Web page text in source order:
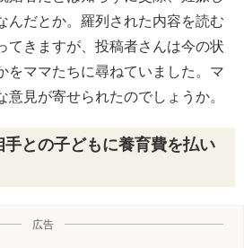
んだとか。羅列された内容を読む
てきますが、投稿者さんは今の状
をママたちに尋ねていました。マ
意見が寄せられたのでしょうか。
との子どもに養育費を払い
広告